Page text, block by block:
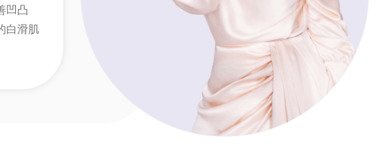
凹凸
白滑肌